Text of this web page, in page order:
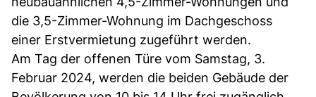
die 3,5-Zimmer-Wohnung im Dachgeschoss
einer Erstvermietung zugeführt werden.
Am Tag der offenen Türe vom Samstag, 3.
Februar 2024, werden die beiden Gebäude der